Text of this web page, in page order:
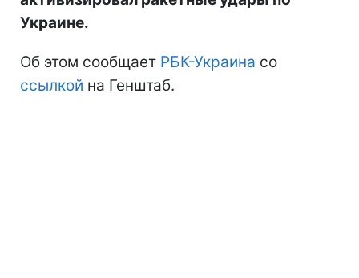
Украине.
Об этом сообщает РБК-Украина со
ссылкой на Генштаб.